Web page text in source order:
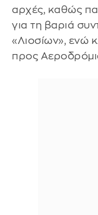
αρχές, καθώς
για τη βαριά
«Λιοσίων», ενώ
προς